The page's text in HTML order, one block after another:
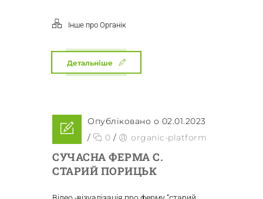
Інше про Органік
Детальніше
Опубліковано о 02.01.2023
/
0 / organic-platform
СУЧАСНА ФЕРМА С.
СТАРИЙ ПОРИЦЬК